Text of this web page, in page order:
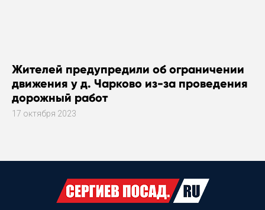
Жителей предупредили об ограничении
движения у д. Чарково из-за проведения
дорожный работ
17 октября 2023